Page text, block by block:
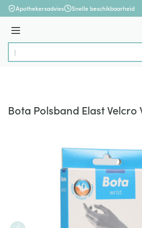
Ga naar de inhoud
Apothekersadvies Snelle beschikbaarheid
Menu
Product, merk, categorie...
Bota Polsband Elast Velcro